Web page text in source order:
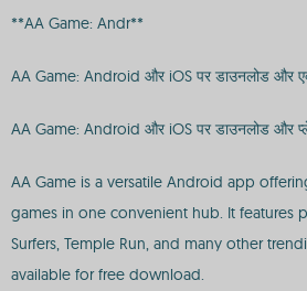
**AA Game: Andr**
AA Game: Android और iOS पर डाउनलोड और
AA Game: Android और iOS पर डाउनलोड और
AA Game is a versatile Android app
games in one convenient hub. It features
Surfers, Temple Run, and many other
available for free download.